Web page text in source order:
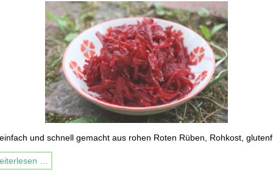
und schnell gemacht aus rohen Roten Rüben, Rohkost,
…